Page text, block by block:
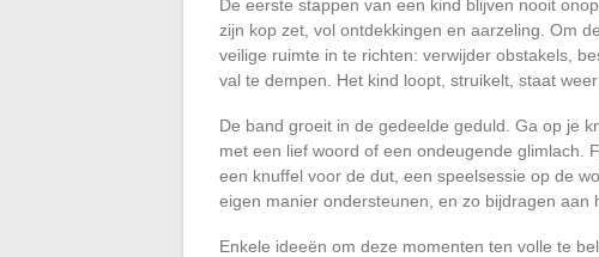
De eerste stappen van een kind blijven nooit
zijn kop zet, vol ontdekkingen en aarzeling. Om
veilige ruimte in te richten: verwijder obstakels,
val te dempen. Het kind loopt, struikelt, staat
De band groeit in de gedeelde geduld. Ga op je
met een lief woord of een ondeugende glimlach.
een knuffel voor de dut, een speelsessie op de
eigen manier ondersteunen, en zo bijdragen aan
Enkele ideeën om deze momenten ten volle te